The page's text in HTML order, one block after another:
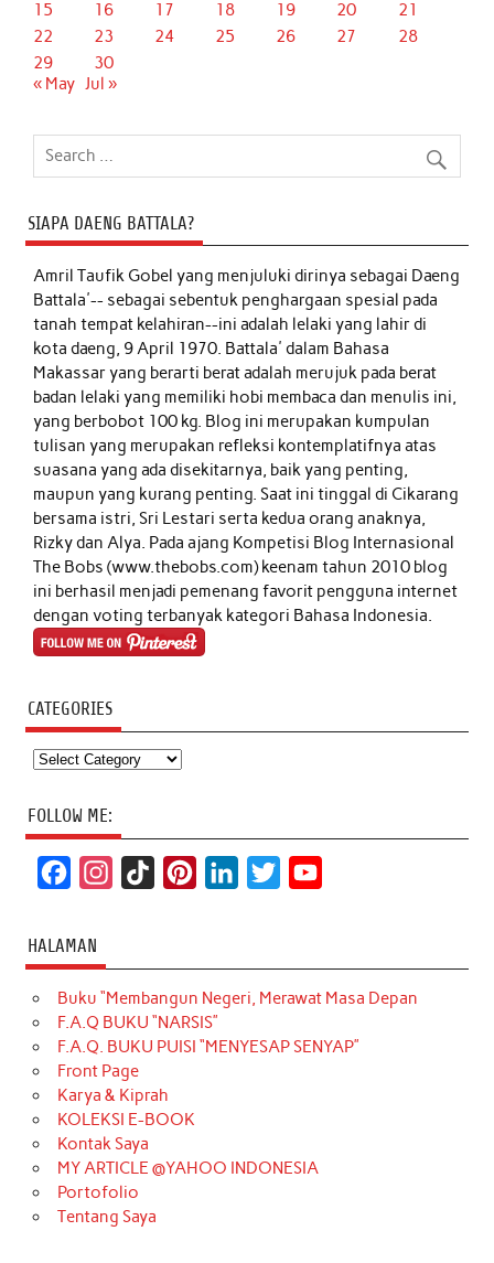
15 16 17 18 19 20
21
22
23 24 25 26 27
28
29
30
« May Jul »
SIAPA DAENG BATTALA?
Amril Taufik Gobelyang menjuluki dirinya sebagai Daeng
Battala'-- sebagai sebentuk penghargaan spesial pada
tanah tempat kelahiran--ini adalah lelaki yang lahir di
kota daeng, 9 April 1970. Battala' dalam Bahasa
Makassar yang berarti berat adalah merujuk pada berat
badan lelaki yang memiliki hobi membaca dan menulis ini,
yang berbobot 100 kg. Blog ini merupakan kumpulan
tulisan yang merupakan refleksi kontemplatifnya atas
suasana yang ada disekitarnya, baik yang penting,
maupun yang kurang penting. Saat ini tinggal di Cikarang
bersama istri, Sri Lestari serta kedua orang anaknya,
Rizky dan Alya. Pada ajang Kompetisi Blog Internasional
The Bobs (www.thebobs.com) keenam tahun 2010 blog
ini berhasil menjadi pemenang favorit pengguna internet
dengan voting terbanyak kategori Bahasa Indonesia.
CATEGORIES
Categories
FOLLOW ME:
c
e
b
o
o
k
t
a
g
r
a
m
T
o
k
t
e
r
k
e
d
t
t
e
T
u
b
HALAMAN
Buku “Membangun Negeri, Merawat Masa Depan
F.A.Q BUKU “NARSIS”
F.A.Q. BUKU PUISI “MENYESAP SENYAP”
Front Page
Karya & Kiprah
KOLEKSI E-BOOK
Kontak Saya
MY ARTICLE @YAHOO INDONESIA
Portofolio
Tentang Saya